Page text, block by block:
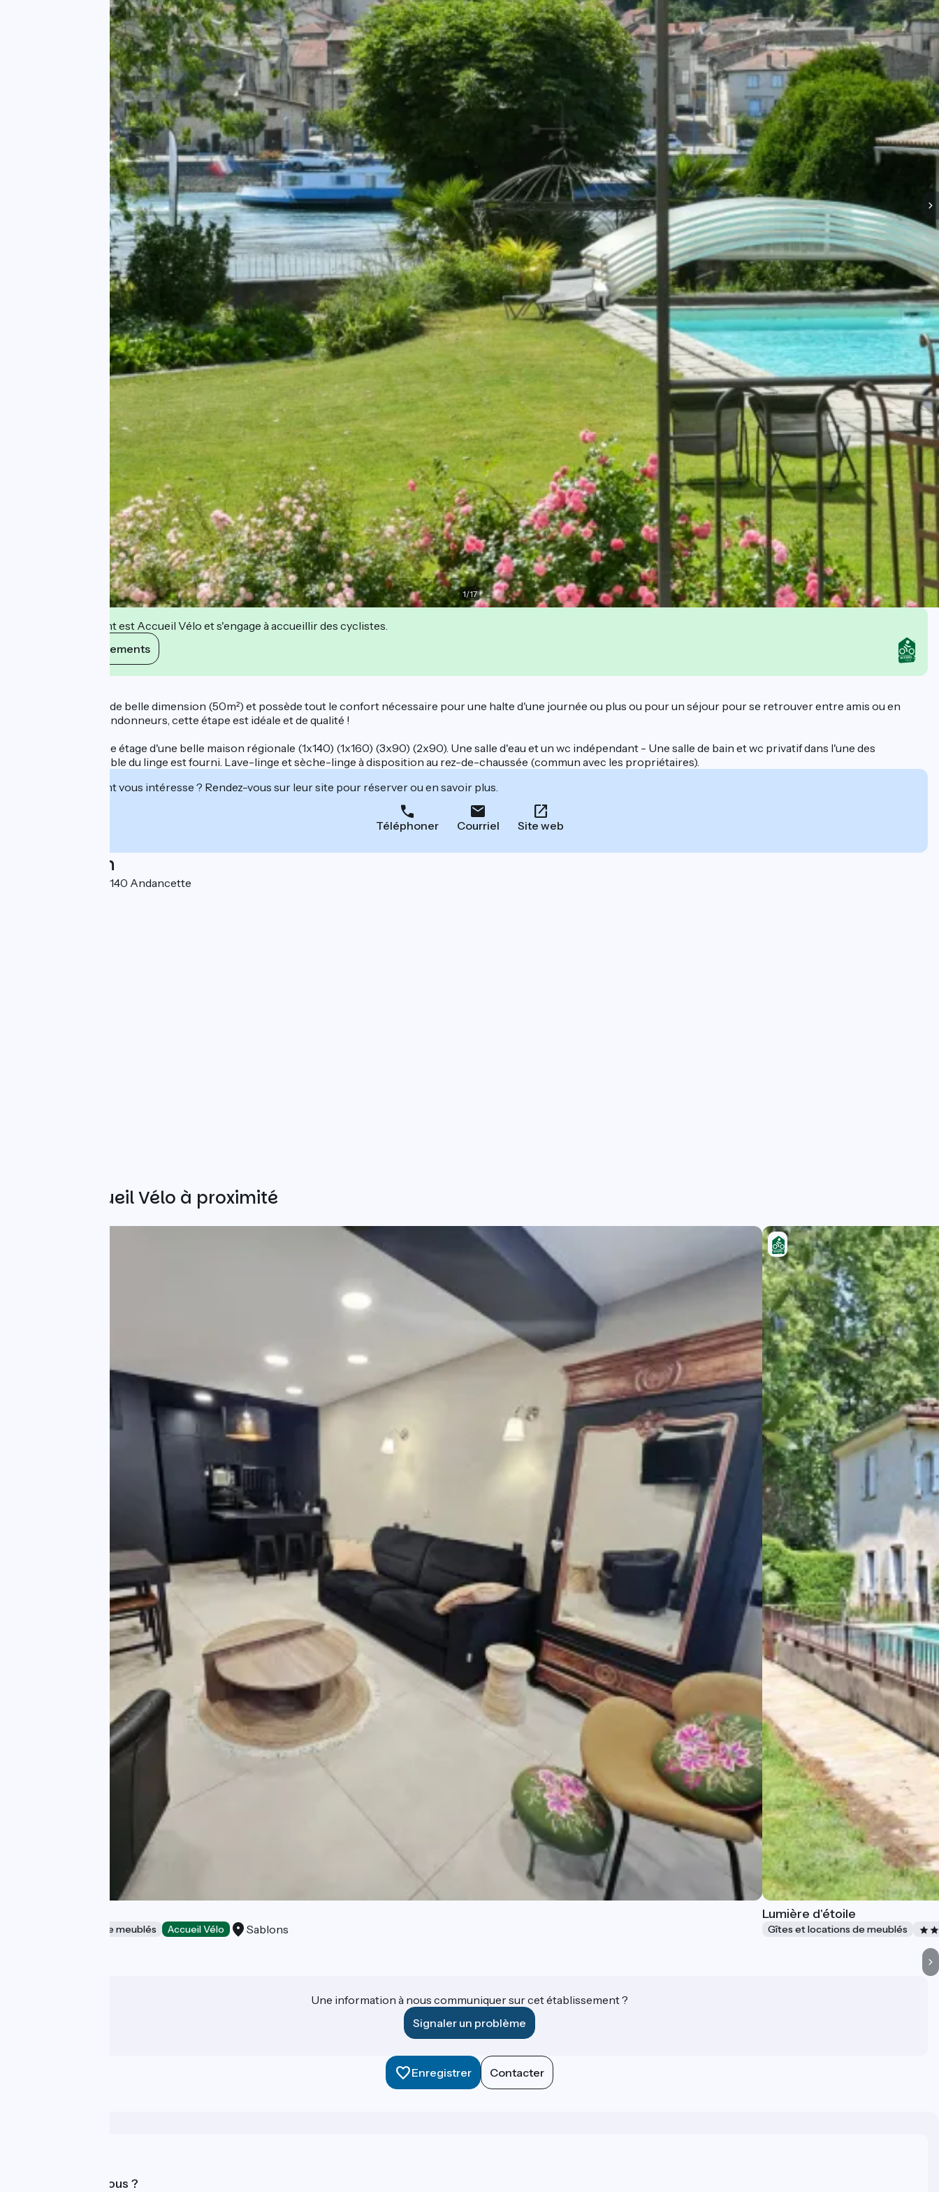
1/17
Cet établissement est Accueil Vélo et s'engage à accueillir des cyclistes.
Voir ses engagements
La pièce à vivre est de belle dimension (50m²) et possède tout le confort nécessaire pour une halte d'une journée ou plus ou pour un séjour pour se retrouver entre amis ou en
famille. Cyclistes, randonneurs, cette étape est idéale et de qualité !
4 chambres au 2ème étage d'une belle maison régionale (1x140) (1x160) (3x90) (2x90). Une salle d'eau et un wc indépendant - Une salle de bain et wc privatif dans l'une des
chambres. L'ensemble du linge est fourni. Lave-linge et sèche-linge à disposition au rez-de-chaussée (commun avec les propriétaires).
Cet établissement vous intéresse ? Rendez-vous sur leur site pour réserver ou en savoir plus.
Téléphoner Courriel Site web
Localisation
10 rue du Rhône 26140 Andancette
Autres Accueil Vélo à proximité
Gîtes et locations de meublés Accueil Vélo Sablons
Lumière d'étoile
Gîtes et locations de meublés
Une information à nous communiquer sur cet établissement ?
Signaler un problème
Enregistrer Contacter
Qui sommes-nous ?